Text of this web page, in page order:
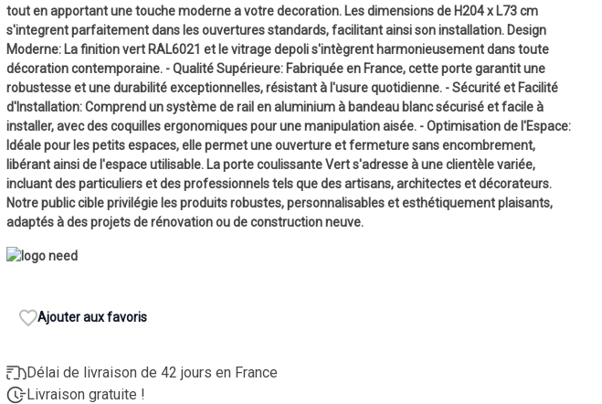
tout en apportant une touche moderne a votre decoration. Les dimensions de H204 x L73 cm
s'integrent parfaitement dans les ouvertures standards, facilitant ainsi son installation. Design
Moderne: La finition vert RAL6021 et le vitrage depoli s'intègrent harmonieusement dans toute
décoration contemporaine. - Qualité Supérieure: Fabriquée en France, cette porte garantit une
robustesse et une durabilité exceptionnelles, résistant à l'usure quotidienne. - Sécurité et Facilité
d'Installation: Comprend un système de rail en aluminium à bandeau blanc sécurisé et facile à
installer, avec des coquilles ergonomiques pour une manipulation aisée. - Optimisation de l'Espace:
Idéale pour les petits espaces, elle permet une ouverture et fermeture sans encombrement,
libérant ainsi de l'espace utilisable. La porte coulissante Vert s'adresse à une clientèle variée,
incluant des particuliers et des professionnels tels que des artisans, architectes et décorateurs.
Notre public cible privilégie les produits robustes, personnalisables et esthétiquement plaisants,
adaptés à des projets de rénovation ou de construction neuve.
Ajouter aux favoris
Délai de livraison de 42 jours en France
Livraison gratuite !